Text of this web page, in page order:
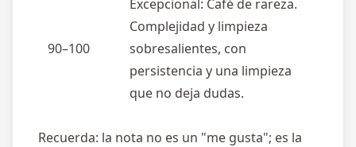
90–100
Excepcional: Café de rareza.
Complejidad y limpieza
sobresalientes, con
persistencia y una limpieza
que no deja dudas.
Recuerda: la nota no es un "me gusta"; es la